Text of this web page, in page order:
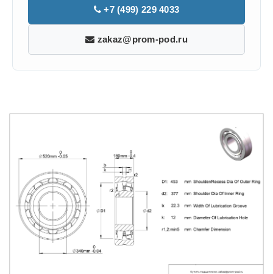
+7 (499) 229 4033
zakaz@prom-pod.ru